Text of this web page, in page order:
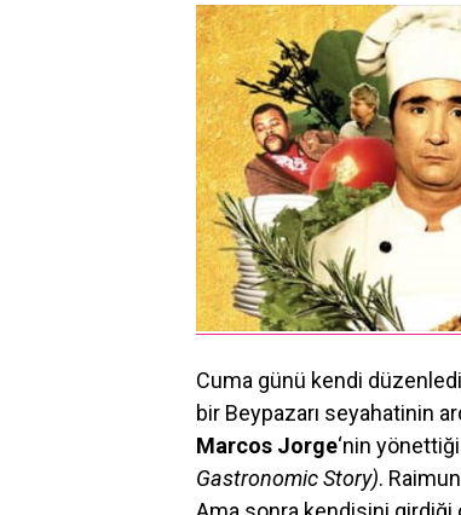
Cuma günü kendi
bir Beypazarı seyahatinin
Marcos Jorge‘nin
Gastronomic Story).